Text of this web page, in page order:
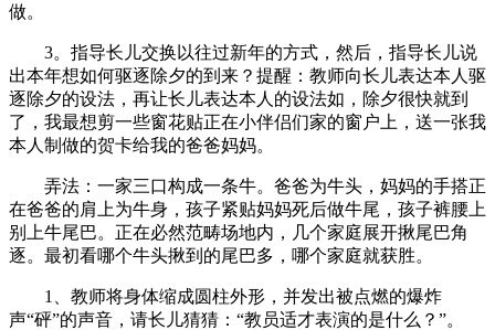
做。
3。指导长儿交换以往过新年的方式，然后，指导长儿说
出本年想如何驱逐除夕的到来？提醒：教师向长儿表达本人驱
逐除夕的设法，再让长儿表达本人的设法如，除夕很快就到
了，我最想剪一些窗花贴正在小伴侣们家的窗户上，送一张我
本人制做的贺卡给我的爸爸妈妈。
弄法：一家三口构成一条牛。爸爸为牛头，妈妈的手搭正
在爸爸的肩上为牛身，孩子紧贴妈妈死后做牛尾，孩子裤腰上
别上牛尾巴。正在必然范畴场地内，几个家庭展开揪尾巴角
逐。最初看哪个牛头揪到的尾巴多，哪个家庭就获胜。
1、教师将身体缩成圆柱外形，并发出被点燃的爆炸
声“砰”的声音，请长儿猜猜：“教员适才表演的是什么？”。